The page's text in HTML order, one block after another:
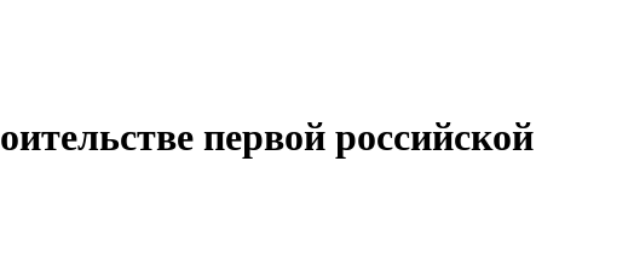
первой российской